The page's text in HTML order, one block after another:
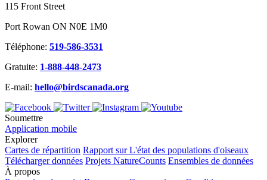
115 Front Street
Port Rowan ON N0E 1M0
Téléphone: 519-586-3531
Gratuite: 1-888-448-2473
E-mail: hello@birdscanada.org
Soumettre
Application mobile
Explorer
Cartes de répartition Rapport sur L'état des populations d'oiseaux
Télécharger données Projets NatureCounts Ensembles de données
À propos